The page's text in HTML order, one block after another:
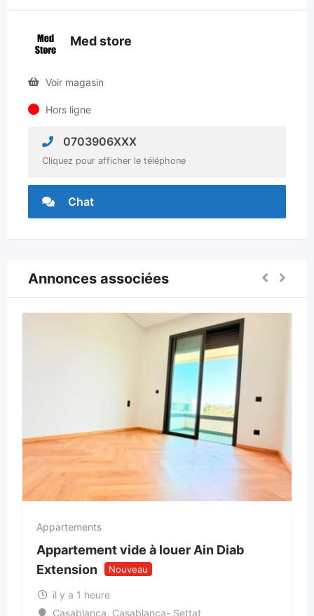
Med store
Voir magasin
Hors ligne
0703906XXX
Cliquez pour afficher le téléphone
Chat
Annonces associées
Appartements
Appartement vide à louer Ain Diab
Extension
Nouveau
il y a 1 heure
Casablanca, Casablanca- Settat